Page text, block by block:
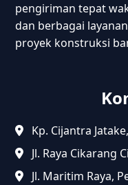
pengiriman tepat
dan berbagai
proyek konstruksi
Kp. Cijantra
Jl. Raya Cikarang
Jl. Maritim Raya,